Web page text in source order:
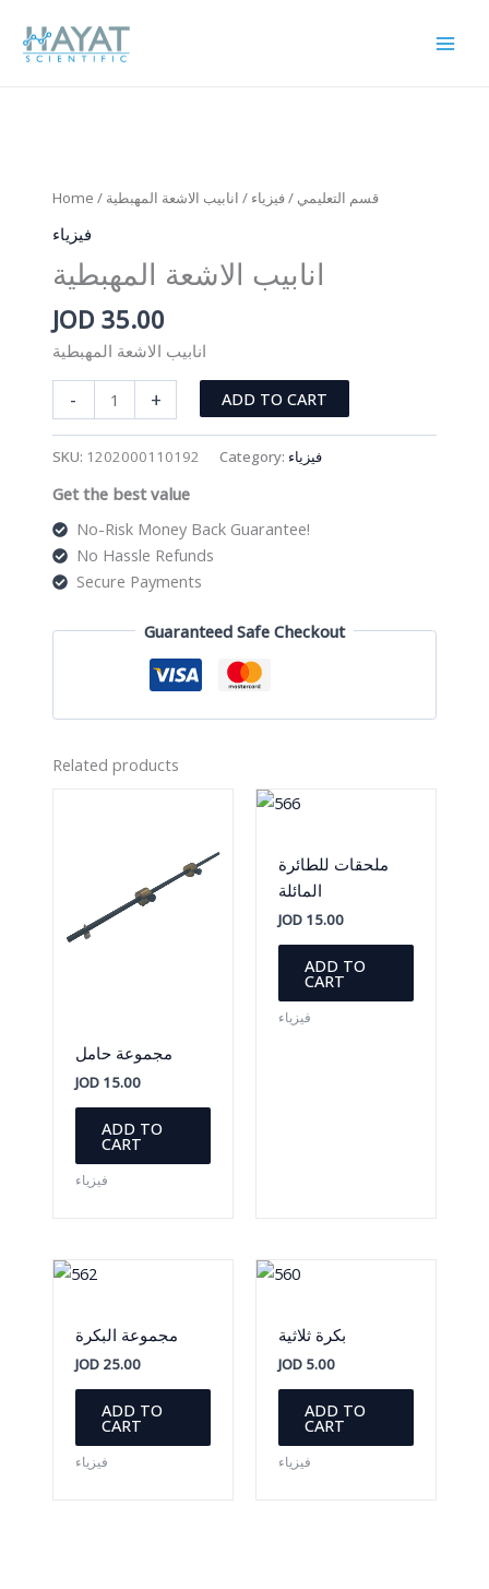
content
Home / قسم التعليمي /فيزياء / انابيب الاشعة المهبطية
فيزياء
انابيب الاشعة المهبطية
JOD 35.00
انابيب الاشعة المهبطية
-
الاشعة
+ ADD TO CART
SKU: 1202000110192 Category: فيزياء
Get the best value
No-Risk Money Back Guarantee!
No Hassle Refunds
Secure Payments
Guaranteed Safe Checkout
Related products
مجموعة حامل
JOD15.00
ADD TO
CART
فيزياء
ملحقات للطائرة
المائلة
JOD 15.00
ADD TO
CART
فيزياء
مجموعة البكرة
JOD25.00
ADD TO
CART
فيزياء
بكرة ثلاثية
JOD 5.00
ADD TO
CART
فيزياء